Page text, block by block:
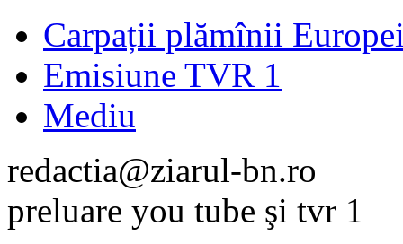
Carpații plămînii
Emisiune TVR 1
Mediu
redactia@ziarul-bn.ro
preluare you tube şi tvr 1